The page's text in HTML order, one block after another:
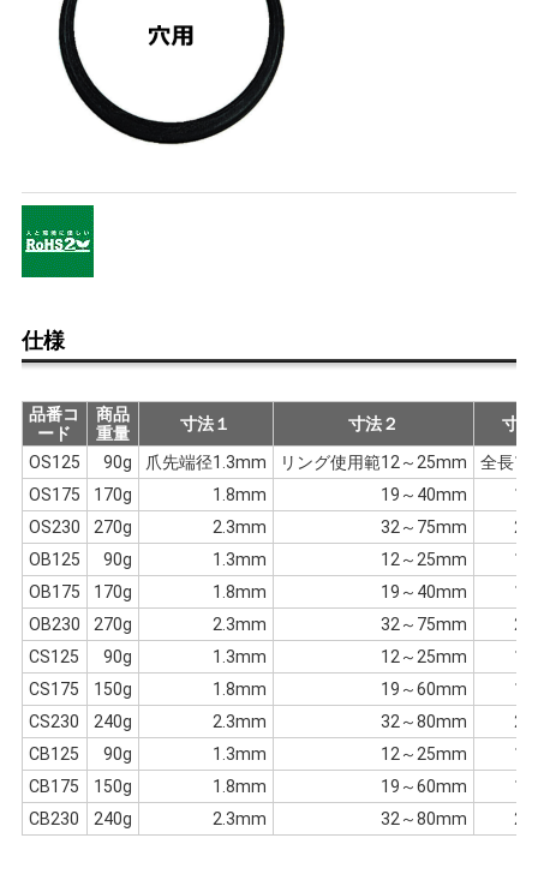
仕様
品番コ
ード
商品
重量
寸法１ 寸法２
寸
OS125
90g 爪先端径1.3mm リング使用範12～25mm
全長
OS175
170g 1.8mm 19～40mm
OS230
270g 2.3mm 32～75mm
OB125
90g 1.3mm 12～25mm
OB175
170g 1.8mm 19～40mm
OB230
270g 2.3mm 32～75mm
CS125
90g 1.3mm 12～25mm
CS175
150g 1.8mm 19～60mm
CS230
240g 2.3mm 32～80mm
CB125
90g 1.3mm 12～25mm
CB175
150g 1.8mm 19～60mm
CB230
240g 2.3mm 32～80mm